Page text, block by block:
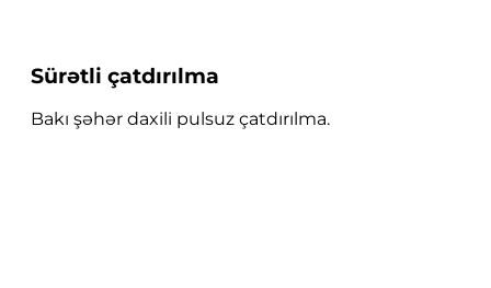
Sürətli çatdırılma
Bakı şəhər daxili pulsuz çatdırılma.